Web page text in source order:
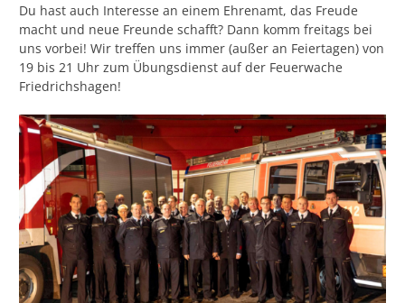
Du hast auch Interesse an einem Ehrenamt, das Freude
macht und neue Freunde schafft? Dann komm freitags bei
uns vorbei! Wir treffen uns immer (außer an Feiertagen) von
19 bis 21 Uhr zum Übungsdienst auf der Feuerwache
Friedrichshagen!​